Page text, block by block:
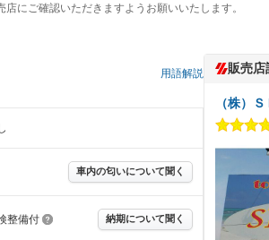
にご確認いただきますようお願いいたします。
用語解説
車内の匂いについて聞く
整備付 納期について聞く
販売店
（株）